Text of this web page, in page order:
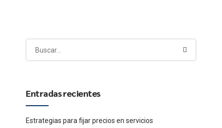
Entradas recientes
Estrategias para fijar precios en servicios